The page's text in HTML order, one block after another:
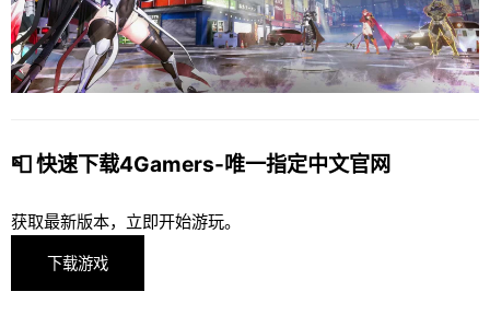
📮 快速下载4Gamers-唯一指定中文官网
获取最新版本，立即开始游玩。
下载游戏